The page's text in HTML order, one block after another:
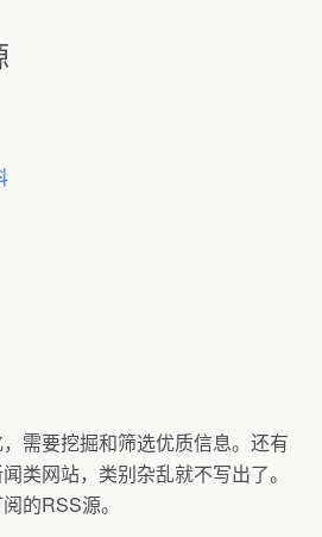
需要挖掘和筛选优质信息。还有
类网站，类别杂乱就不写出了。
的RSS源。